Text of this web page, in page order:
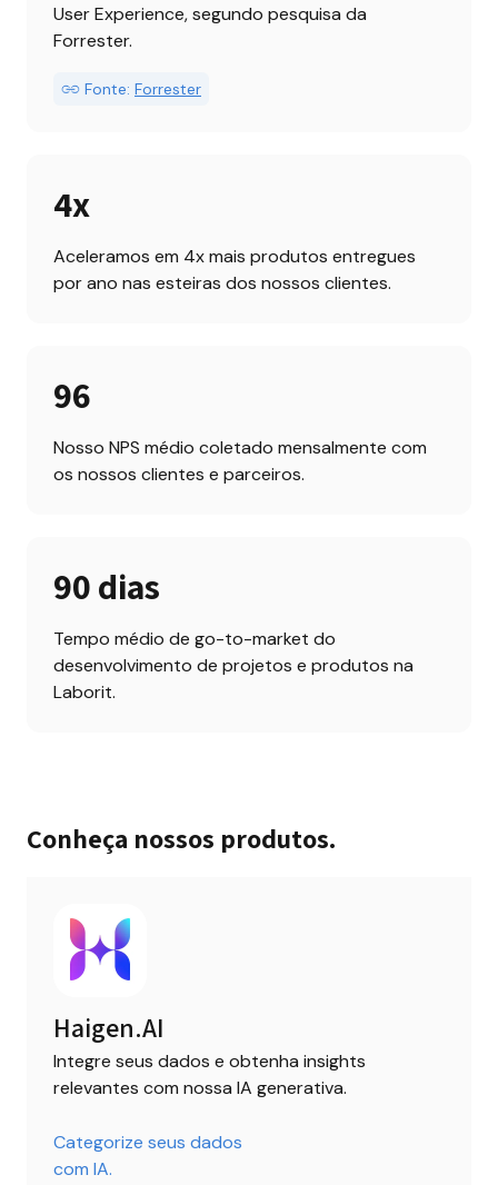
User Experience, segundo pesquisa da
Forrester.
Fonte: Forrester
4x
Aceleramos em 4x mais produtos entregues
por ano nas esteiras dos nossos clientes.
96
Nosso NPS médio coletado mensalmente com
os nossos clientes e parceiros.
90 dias
Tempo médio de go-to-market do
desenvolvimento de projetos e produtos na
Laborit.
Conheça nossos produtos.
Haigen.AI
Integre seus dados e obtenha insights
relevantes com nossa IA generativa.
Categorize seus dados
com IA.